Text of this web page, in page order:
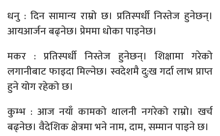
धनु : दिन सामान्य राम्रो छ। प्रतिस्पर्धी निस्तेज हुनेछन्।
आयआर्जन बढ्नेछ। प्रेममा धोका पाइनेछ।
मकर : प्रतिस्पर्धी निस्तेज हुनेछन्। शिक्षामा गरेको
लगानीबाट फाइदा मिल्नेछ। स्वदेशमै दु:ख गर्दा लाभ प्राप्त
हुने योग रहेको छ।
कुम्भ : आज नयाँ कामको थालनी नगरेको राम्रो। खर्च
बढ्नेछ। वैदेशिक क्षेत्रमा भने नाम, दाम, सम्मान पाइने छ।